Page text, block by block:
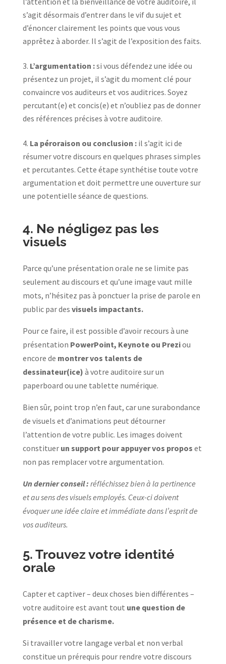
s’agit désormais d’entrer dans le vif du sujet et
d’énoncer clairement les points que vous vous
apprêtez à aborder. Il s’agit de l’exposition des faits.
L’argumentation :si vous défendez une idée ou
présentez un projet, il s’agit du moment clé pour
convaincre vos auditeurs et vos auditrices. Soyez
percutant(e) et concis(e) et n’oubliez pas de donner
des références précises à votre auditoire.
La péroraison ou conclusion : il s’agit ici de
résumer votre discours en quelques phrases simples
et percutantes. Cette étape synthétise toute votre
argumentation et doit permettre une ouverture sur
une potentielle séance de questions.
4. Ne négligez pas les
visuels
Parce qu’une présentation orale ne se limite pas
seulement au discours et qu’une image vaut mille
mots, n’hésitez pas à ponctuer la prise de parole en
public par des visuels impactants.
Pour ce faire, il est possible d’avoir recours à une
présentation PowerPoint, Keynote ou Preziou
encore de montrer vos talents de
dessinateur(ice) à votre auditoire sur un
paperboard ou une tablette numérique.
Bien sûr, point trop n’en faut, car une surabondance
de visuels et d’animations peut détourner
l’attention de votre public. Les images doivent
constituer un support pour appuyer vos propos et
non pas remplacer votre argumentation.
Un dernier conseil : réfléchissez bien à la pertinence
et au sens des visuels employés. Ceux-ci doivent
évoquer une idée claire et immédiate dans l’esprit de
vos auditeurs.
5. Trouvez votre identité
orale
Capter et captiver – deux choses bien différentes –
votre auditoire est avant tout une question de
présence et de charisme.
Si travailler votre langage verbal et non verbal
constitue un prérequis pour rendre votre discours